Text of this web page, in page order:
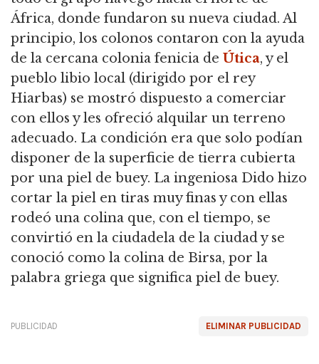
África, donde fundaron su nueva ciudad. Al
principio, los colonos contaron con la ayuda
de la cercana colonia fenicia de Útica, y el
pueblo libio local (dirigido por el rey
Hiarbas) se mostró dispuesto a comerciar
con ellos y les ofreció alquilar un terreno
adecuado. La condición era que solo podían
disponer de la superficie de tierra cubierta
por una piel de buey. La ingeniosa Dido hizo
cortar la piel en tiras muy finas y con ellas
rodeó una colina que, con el tiempo, se
convirtió en la ciudadela de la ciudad y se
conoció como la colina de Birsa, por la
palabra griega que significa piel de buey.
ELIMINAR PUBLICIDAD
PUBLICIDAD